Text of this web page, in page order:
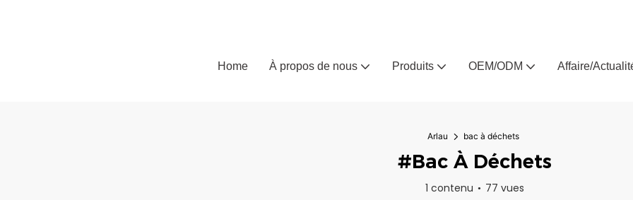
Home À propos de nous Produits OEM/ODM Affaire/
Arlau bac à déchets
#bac À Déchets
1 contenu 77 vues